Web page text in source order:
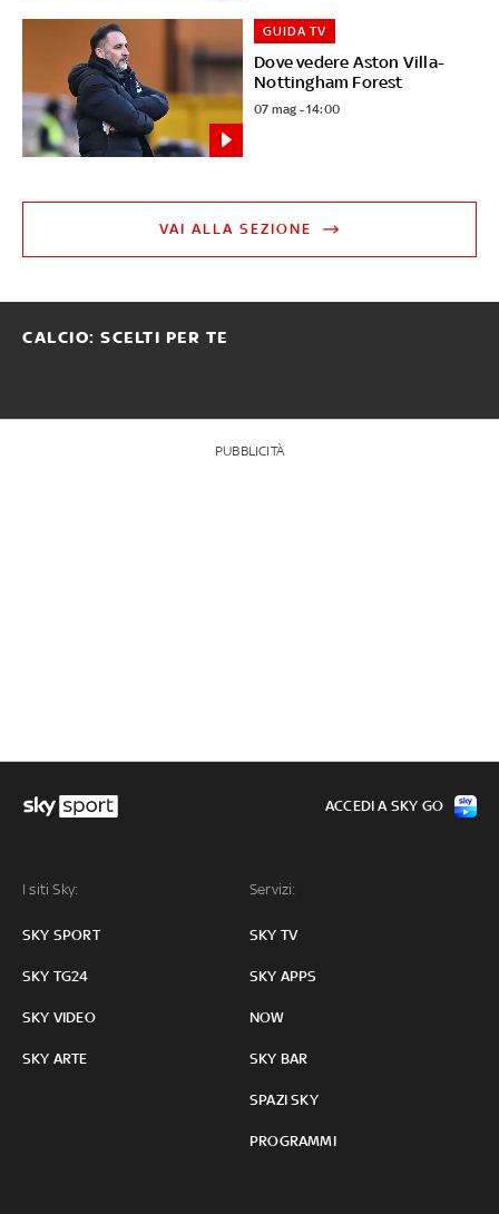
Dove vedere Aston Villa-
Nottingham Forest
GUIDA TV
07 mag - 14:00
VAI ALLA SEZIONE
CALCIO: SCELTI PER TE
PUBBLICITÀ
I siti Sky:
SKY SPORT
SKY TG24
SKY VIDEO
SKY ARTE
Servizi:
SKY TV
SKY APPS
NOW
SKY BAR
SPAZI SKY
PROGRAMMI
ACCEDI A SKY GO